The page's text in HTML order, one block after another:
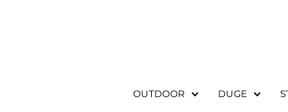
OUTDOOR DUGE